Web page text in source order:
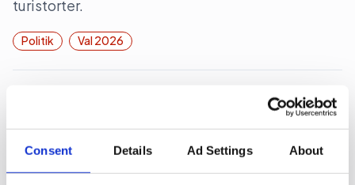
Consent Details Ad Settings About
turistorter.
Politik Val 2026
Gruvbolag och branschorganisation
halvjublar över skrotat uran-veto
Gruvindustrins branschorganisation pratar om